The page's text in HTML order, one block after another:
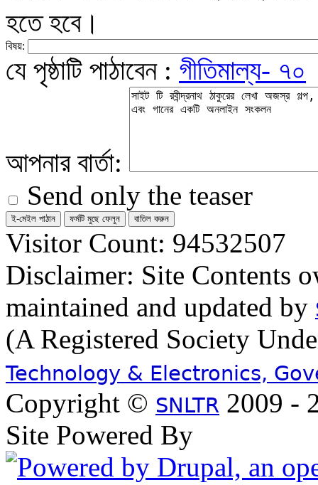
হতে হবে।
বিষয়:
যে পৃষ্ঠাটি পাঠাবেন : গীতিমাল্য- ৭০
আপনার বার্তা:
Send only the teaser
Visitor Count: 94532507
Disclaimer: Site Contents
maintained and updated by
(A Registered Society
Technology & Electronics,
Copyright © SNLTR 2009 -
Site Powered By